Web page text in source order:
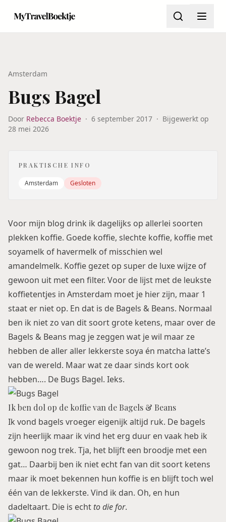
Amsterdam
Bugs Bagel
Door Rebecca Boektje · 6 september 2017 · Bijgewerkt op
28 mei 2026
PRAKTISCHE INFO
Amsterdam Gesloten
Voor mijn blog drink ik dagelijks op allerlei soorten
plekken koffie. Goede koffie, slechte koffie, koffie met
soyamelk of havermelk of misschien wel
amandelmelk. Koffie gezet op super de luxe wijze of
gewoon uit met een filter. Voor de lijst met de leukste
koffietentjes in Amsterdam moet je hier zijn, maar 1
staat er niet op. En dat is de Bagels & Beans. Normaal
ben ik niet zo van dit soort grote ketens, maar over de
Bagels & Beans mag je zeggen wat je wil maar ze
hebben de aller aller lekkerste soya én matcha latte’s
van de wereld. Maar wat ze daar sinds kort ook
hebben…. De Bugs Bagel. Ieks.
Ik ben dol op de koffie van de Bagels & Beans
Ik vond bagels vroeger eigenijk altijd ruk. De bagels
zijn heerlijk maar ik vind het erg duur en vaak heb ik
gewoon nog trek. Tja, het blijft een broodje met een
gat… Daarbij ben ik niet echt fan van dit soort ketens
maar ik moet bekennen hun koffie is en blijft toch wel
één van de lekkerste. Vind ik dan. Oh, en hun
dadeltaart. Die is echt to die for.